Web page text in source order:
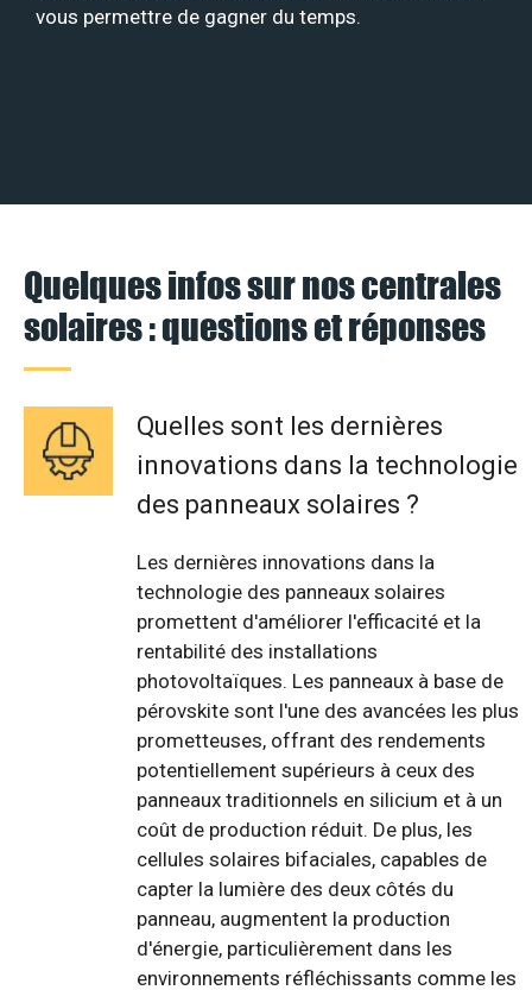
vous permettre de gagner du temps.
Quelques infos sur nos centrales
solaires : questions et réponses
Quelles sont les dernières
innovations dans la technologie
des panneaux solaires ?
Les dernières innovations dans la
technologie des panneaux solaires
promettent d'améliorer l'efficacité et la
rentabilité des installations
photovoltaïques. Les panneaux à base de
pérovskite sont l'une des avancées les plus
prometteuses, offrant des rendements
potentiellement supérieurs à ceux des
panneaux traditionnels en silicium et à un
coût de production réduit. De plus, les
cellules solaires bifaciales, capables de
capter la lumière des deux côtés du
panneau, augmentent la production
d'énergie, particulièrement dans les
environnements réfléchissants comme les